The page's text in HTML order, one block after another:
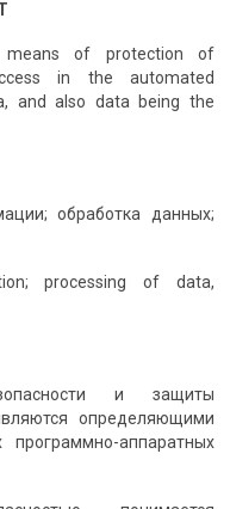
of protection of
in the automated
and also data being the
обработка данных;
processing of data,
и защиты
определяющими
аппаратных